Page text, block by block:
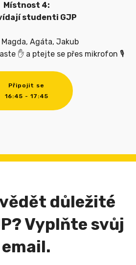
Místnost 4:
studenti GJP
Magda, Agáta, Jakub
✋ a ptejte se přes mikrofon 🎙
Připojit se
16:45 - 17:45
důležité
Vyplňte svůj
email.